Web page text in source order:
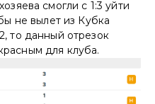
смогли с 1:3 уйти
не вылет из Кубка
то данный отрезок
для клуба.